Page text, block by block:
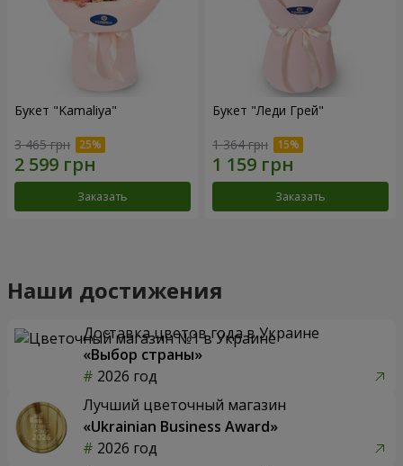
Букет "Kamaliya"
3 465 грн
Заказать
Букет "Леди Грей"
1 364 грн
Заказать
Наши достижения
Доставка цветов года в Украине
«Выбор страны»
2026 год
Лучший цветочный магазин
«Ukrainian Business Award»
2026 год